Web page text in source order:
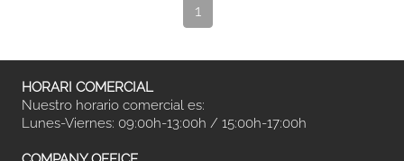
1
HORARI COMERCIAL
Nuestro horario comercial es:
Lunes-Viernes: 09:00h-13:00h / 15:00h-17:00h